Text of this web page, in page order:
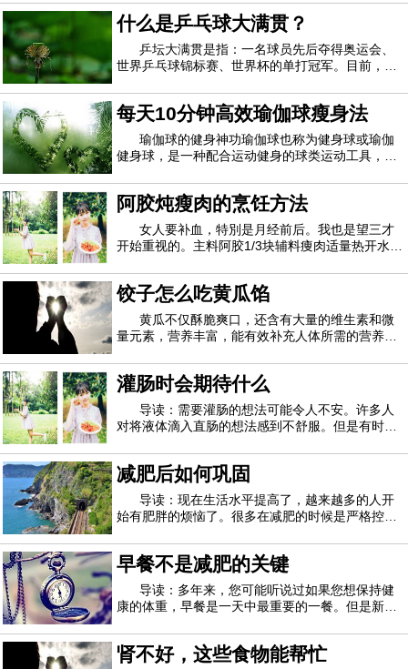
角）粒、长豆角炒虾米、鱼香豇豆等等，豇豆角的
营养很多，但它也有禁忌的地方哦，比如豇豆角一
定要炒熟才能吃哦，否则会中毒哦，还想要更多
什么是乒乓球大满贯？
乒坛大满贯是指：一名球员先后夺得奥运会、
世界乒乓球锦标赛、世界杯的单打冠军。目前，国
别是：瓦尔德内尔（瑞典）、邓亚萍（中国）、刘
国梁（中国）、孔令辉（中国）、王楠（中国）、
张怡宁（中国）、张继科（中国）、李晓霞（
每天10分钟高效瑜伽球瘦身法
瑜伽球的健身神功瑜伽球也称为健身球或瑜伽
健身球，是一种配合运动健身的球类运动工具，看
腰、腹、背部、甚至腿部力量哦！运动瘦身的有效
方式，能够帮助女性修身塑形，塑造优美线条比瑜
伽更具有趣味性，锻炼身体的平衡感，增强对
阿胶炖瘦肉的烹饪方法
女人要补血，特別是月经前后。我也是望三才
开始重视的。主料阿胶1/3块辅料痩肉适量热开水1
敲碎2.用热开水泡溶，这一小块可以弄到碎一点方
便溶解。（这碗水是用来炖的）3.准备适量的瘦肉
4.把瘦肉切成片后放在炖盅里面5.把泡溶解的
饺子怎么吃黄瓜馅
黄瓜不仅酥脆爽口，还含有大量的维生素和微
量元素，营养丰富，能有效补充人体所需的营养，
者和其他食材一起炒，黄瓜馅的饺子也是一种美味
的烹饪方法。那么，黄瓜馅的饺子怎么才能好吃
呢？黄瓜鸡蛋馅饺子的做法：1。新鲜黄瓜洗净
灌肠时会期待什么
导读：需要灌肠的想法可能令人不安。许多人
对将液体滴入直肠的想法感到不舒服。但是有时不
种病症或作为诊断工具以查找症状的原因。您可以
自己管理灌肠，也可以由医护人员进行。在以上任
何一种情况下，灌肠程序都是相同的。这是灌
减肥后如何巩固
导读：现在生活水平提高了，越来越多的人开
始有肥胖的烦恼了。很多在减肥的时候是严格控制
致反弹了。对于很多减肥成功的减肥者来说最害怕
的就是反弹了。如果你在减肥成功之后就开始肆无
忌惮，那么反弹是必定的，在减肥成功之后的
早餐不是减肥的关键
导读：多年来，您可能听说过如果您想保持健
康的体重，早餐是一天中最重要的一餐。但是新的
餐并不能帮助人们在一天的晚些时候少吃东西，而
那些吃早餐的人最终每天会摄入更多的卡路里。论
肾不好，这些食物能帮忙